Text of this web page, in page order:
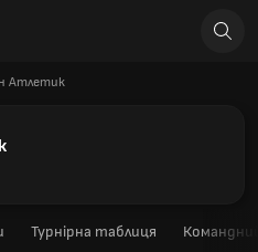
Атлетик
Турнірна таблиця